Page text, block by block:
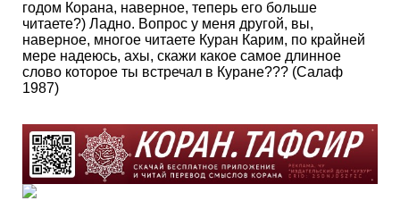
годом Корана, наверное, теперь его больше
читаете?) Ладно. Вопрос у меня другой, вы,
наверное, многое читаете Куран Карим, по крайней
мере надеюсь, ахы, скажи какое самое длинное
слово которое ты встречал в Куране??? (Салаф
1987)